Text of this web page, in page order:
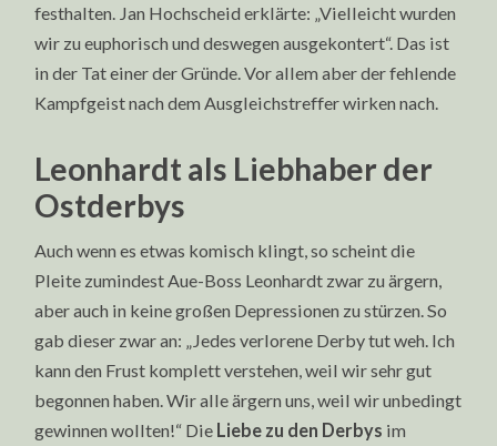
festhalten. Jan Hochscheid erklärte: „Vielleicht wurden
wir zu euphorisch und deswegen ausgekontert“. Das ist
in der Tat einer der Gründe. Vor allem aber der fehlende
Kampfgeist nach dem Ausgleichstreffer wirken nach.
Leonhardt als Liebhaber der
Ostderbys
Auch wenn es etwas komisch klingt, so scheint die
Pleite zumindest Aue-Boss Leonhardt zwar zu ärgern,
aber auch in keine großen Depressionen zu stürzen. So
gab dieser zwar an: „Jedes verlorene Derby tut weh. Ich
kann den Frust komplett verstehen, weil wir sehr gut
begonnen haben. Wir alle ärgern uns, weil wir unbedingt
gewinnen wollten!“ Die Liebe zu den Derbys im